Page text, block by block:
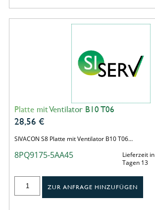
Platte mit Ventilator B10 T06
28,56 €
SIVACON S8 Platte mit Ventilator B10 T06…
8PQ9175-5AA45
Lieferzeit in
Tagen 13
ZUR ANFRAGE HINZUFÜGEN